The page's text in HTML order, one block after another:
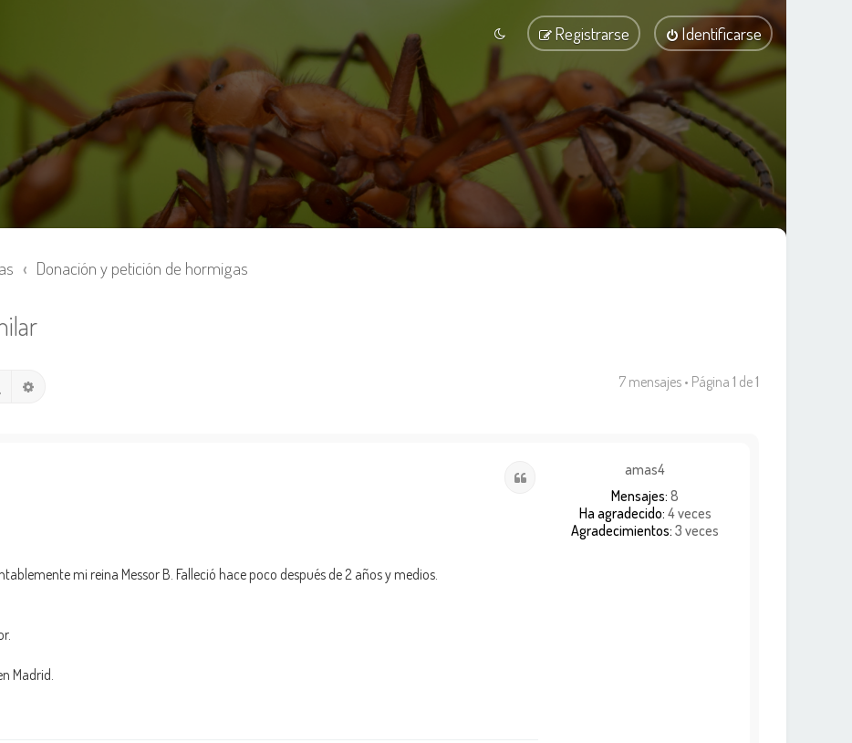
Identificarse
Registrarse
Donación y petición de hormigas
Buscar 7 mensajes • Página 1 de1
amas4
Mensajes: 8
Ha agradecido: 4 veces
Agradecimientos: 3 veces
mi reina Messor B. Falleció hace poco después de 2 años y medios.
Madrid.